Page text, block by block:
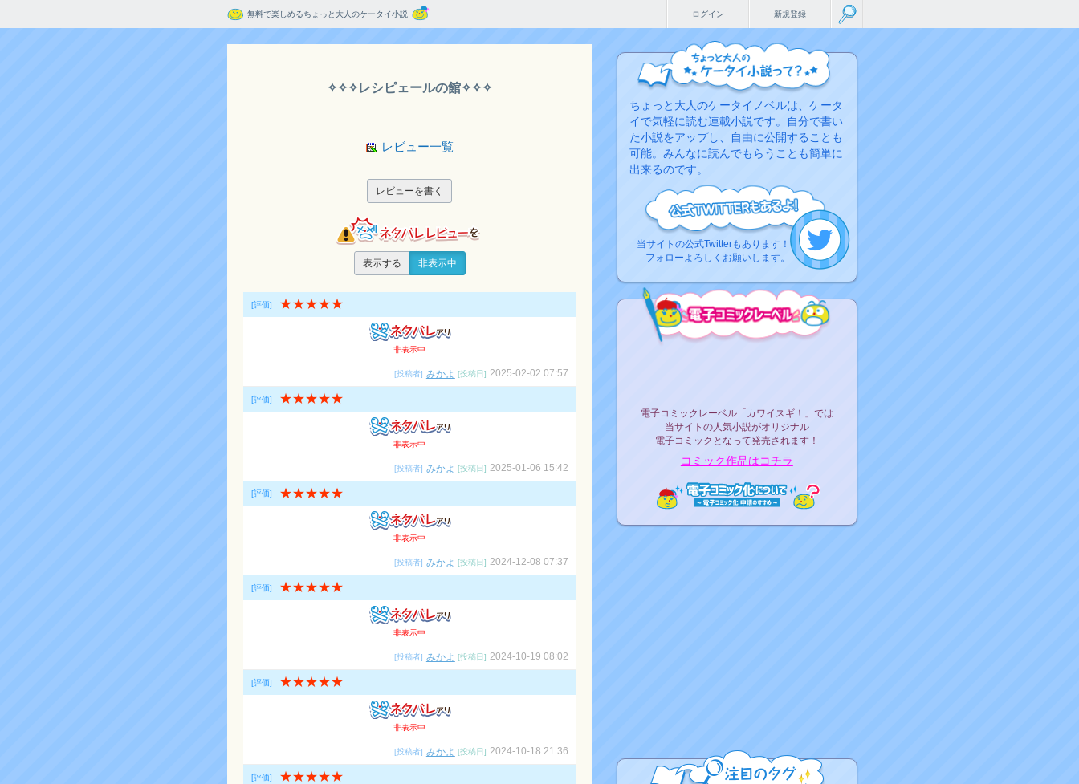
無料で楽しめるちょっと大人のケータイ小説 新規登録
ログイン
✧✧✧レシピェールの館✧✧✧
レビュー一覧
レビューを書く
表示する 非表示中
[評価] ★★★★★
非表示中
[投稿者] みかよ [投稿日] 2025-02-02 07:57
[評価] ★★★★★
非表示中
[投稿者] みかよ [投稿日] 2025-01-06 15:42
[評価] ★★★★★
非表示中
[投稿者] みかよ [投稿日] 2024-12-08 07:37
[評価] ★★★★★
非表示中
[投稿者] みかよ [投稿日] 2024-10-19 08:02
[評価] ★★★★★
非表示中
[投稿者] みかよ [投稿日] 2024-10-18 21:36
[評価] ★★★★★
ちょっと大人のケータイノベルは、ケータ
イで気軽に読む連載小説です。自分で書い
た小説をアップし、自由に公開することも
可能。みんなに読んでもらうことも簡単に
出来るのです。
当サイトの公式Twitterもあります！
フォローよろしくお願いします。
電子コミックレーベル「カワイスギ！」では
当サイトの人気小説がオリジナル
電子コミックとなって発売されます！
コミック作品はコチラ